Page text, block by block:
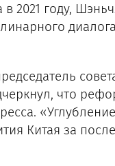
2021 году,
что
Китая за